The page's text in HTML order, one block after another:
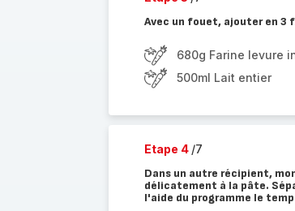
Avec un fouet, ajouter en
680g Farine levure
500ml Lait entier
Etape 4 /7
Dans un autre récipient,
délicatement à la pâte.
l'aide du programme le